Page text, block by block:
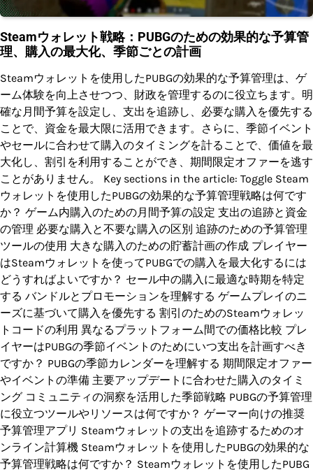
Steamウォレット戦略：PUBGのための効果的な予算管
理、購入の最大化、季節ごとの計画
Steamウォレットを使用したPUBGの効果的な予算管理は、ゲ
ーム体験を向上させつつ、財政を管理するのに役立ちます。明
確な月間予算を設定し、支出を追跡し、必要な購入を優先する
ことで、資金を最大限に活用できます。さらに、季節イベント
やセールに合わせて購入のタイミングを計ることで、価値を最
大化し、割引を利用することができ、期間限定オファーを逃す
ことがありません。 Key sections in the article: Toggle Steam
ウォレットを使用したPUBGの効果的な予算管理戦略は何です
か？ ゲーム内購入のための月間予算の設定 支出の追跡と資金
の管理 必要な購入と不要な購入の区別 追跡のための予算管理
ツールの使用 大きな購入のための貯蓄計画の作成 プレイヤー
はSteamウォレットを使ってPUBGでの購入を最大化するには
どうすればよいですか？ セール中の購入に最適な時期を特定
する バンドルとプロモーションを理解する ゲームプレイのニ
ーズに基づいて購入を優先する 割引のためのSteamウォレッ
トコードの利用 異なるプラットフォーム間での価格比較 プレ
イヤーはPUBGの季節イベントのためにいつ支出を計画すべき
ですか？ PUBGの季節カレンダーを理解する 期間限定オファー
やイベントの準備 主要アップデートに合わせた購入のタイミ
ング コミュニティの洞察を活用した季節戦略 PUBGの予算管理
に役立つツールやリソースは何ですか？ ゲーマー向けの推奨
予算管理アプリ Steamウォレットの支出を追跡するためのオ
ンライン計算機 Steamウォレットを使用したPUBGの効果的な
予算管理戦略は何ですか？ Steamウォレットを使用したPUBG